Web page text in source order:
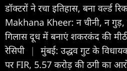
डॉक्टरों ने रचा इतिहास, बना वर्ल्ड
Makhana Kheer: न चीनी, न गुड़,
गिलास दूध में बनाएं शकरकंद की
रेसिपी
|
मुंबई: उद्धव गुट के
पर FIR, 5.57 करोड़ की ठगी का